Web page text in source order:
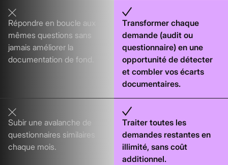
Répondre en boucle aux
mêmes questions sans
jamais améliorer la
documentation de fond.
Transformer chaque
demande (audit ou
questionnaire) en une
opportunité de détecter
et combler vos écarts
documentaires.
Subir une avalanche de
questionnaires similaires
chaque mois.
Traiter toutes les
demandes restantes en
illimité, sans coût
additionnel.